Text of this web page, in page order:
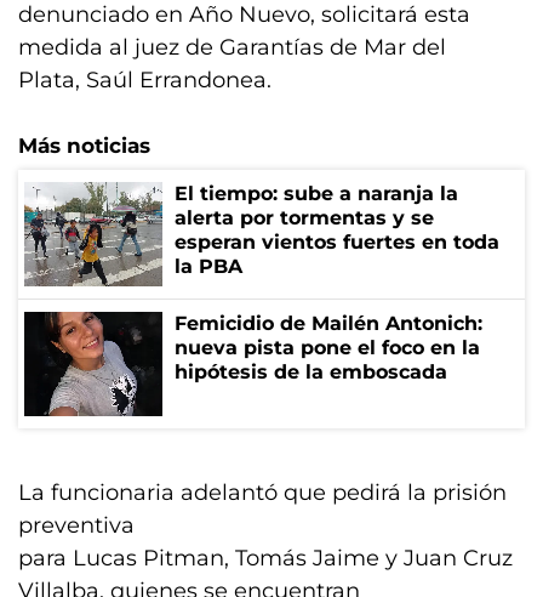
denunciado en Año Nuevo, solicitará esta
medida al juez de Garantías de Mar del
Plata, Saúl Errandonea.
Más noticias
El tiempo: sube a naranja la
alerta por tormentas y se
esperan vientos fuertes en toda
la PBA
Femicidio de Mailén Antonich:
nueva pista pone el foco en la
hipótesis de la emboscada
La funcionaria adelantó que pedirá la prisión
preventiva
para Lucas Pitman, Tomás Jaime y Juan Cruz
Villalba, quienes se encuentran